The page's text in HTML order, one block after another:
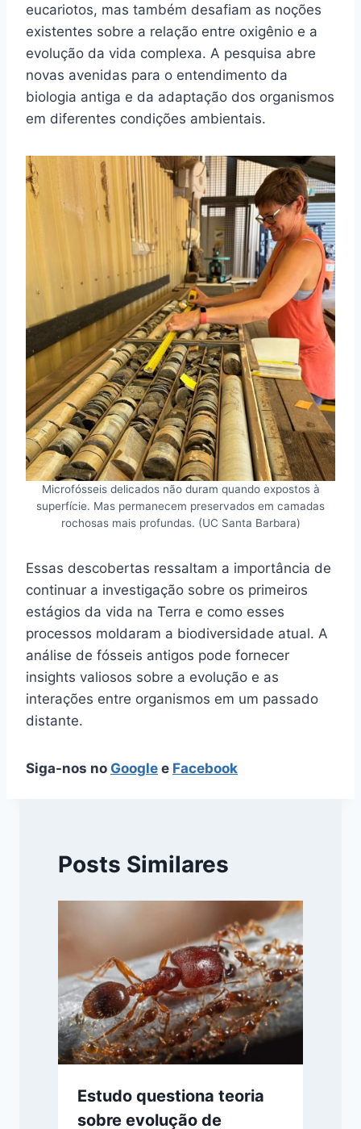
eucariotos, mas também desafiam as noções
existentes sobre a relação entre oxigênio e a
evolução da vida complexa. A pesquisa abre
novas avenidas para o entendimento da
biologia antiga e da adaptação dos organismos
em diferentes condições ambientais.
Microfósseis delicados não duram quando expostos à
superfície. Mas permanecem preservados em camadas
rochosas mais profundas. (UC Santa Barbara)
Essas descobertas ressaltam a importância de
continuar a investigação sobre os primeiros
estágios da vida na Terra e como esses
processos moldaram a biodiversidade atual. A
análise de fósseis antigos pode fornecer
insights valiosos sobre a evolução e as
interações entre organismos em um passado
distante.
Siga-nos no Google e Facebook
Posts Similares
Estudo questiona teoria
sobre evolução de